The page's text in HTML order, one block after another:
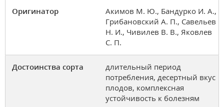
Оригинатор
Акимов М. Ю., Бандурко И. А.,
Грибановский А. П., Савельев
Н. И., Чивилев В. В., Яковлев
С. П.
Достоинства сорта
длительный период
потребления, десертный вкус
плодов, комплексная
устойчивость к болезням